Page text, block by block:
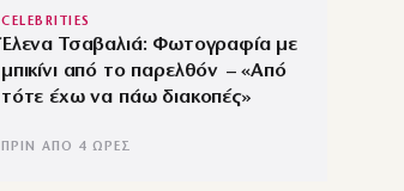
CELEBRITIES
Έλενα Τσαβαλιά: Φωτογραφία με
μπικίνι από το παρελθόν – «Από
τότε έχω να πάω διακοπές»
ΠΡΙΝ ΑΠΌ 4 ΏΡΕΣ